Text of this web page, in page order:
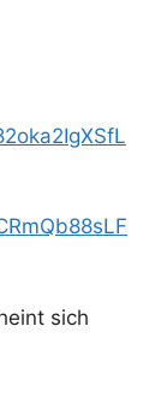
sich